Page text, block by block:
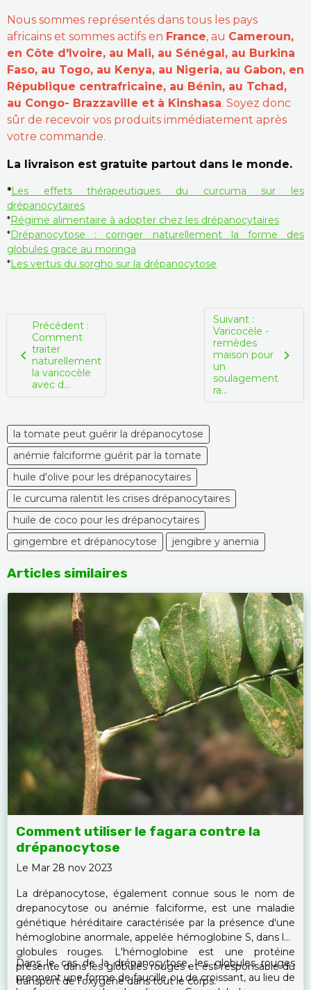
Nous sommes représentés dans tous les pays
africains et sommes actifs en France, au Cameroun,
en Côte d'Ivoire, au Mali, au Sénégal, au Burkina
Faso, au Togo, au Kenya, au Nigeria, au Gabon, en
République centrafricaine, au Bénin, au Tchad,
au Congo- Brazzaville et à Kinshasa. Soyez donc
sûr de recevoir vos produits immédiatement après
votre commande.
La livraison est gratuite partout dans le monde.
*Les effets thérapeutiques du curcuma sur les
drépanocytaires
*Régime alimentaire à adopter chez les drépanocytaires
*Drépanocytose : corriger naturellement la forme des
globules grace au moringa
*Les vertus du sorgho sur la drépanocytose
Précédent :
Comment
traiter
naturellement
la varicocèle
avec d...
Suivant :
Varicocèle -
remèdes
maison pour
un
soulagement
ra...
la tomate peut guérir la drépanocytose
anémie falciforme guérit par la tomate
huile d'olive pour les drépanocytaires
le curcuma ralentit les crises drépanocytaires
huile de coco pour les drépanocytaires
gingembre et drépanocytose
jengibre y anemia
Articles similaires
Comment utiliser le fagara contre la
drépanocytose
Le Mar 28 nov 2023
La drépanocytose, également connue sous le nom de
drepanocytose ou anémie falciforme, est une maladie
génétique héréditaire caractérisée par la présence d'une
hémoglobine anormale, appelée hémoglobine S, dans les
globules rouges. L'hémoglobine est une protéine
présente dans les globules rouges et est responsable du
transport de l'oxygène dans tout le corps.
Dans le cas de la drépanocytose, les globules rouges
prennent une forme de faucille ou de croissant, au lieu de